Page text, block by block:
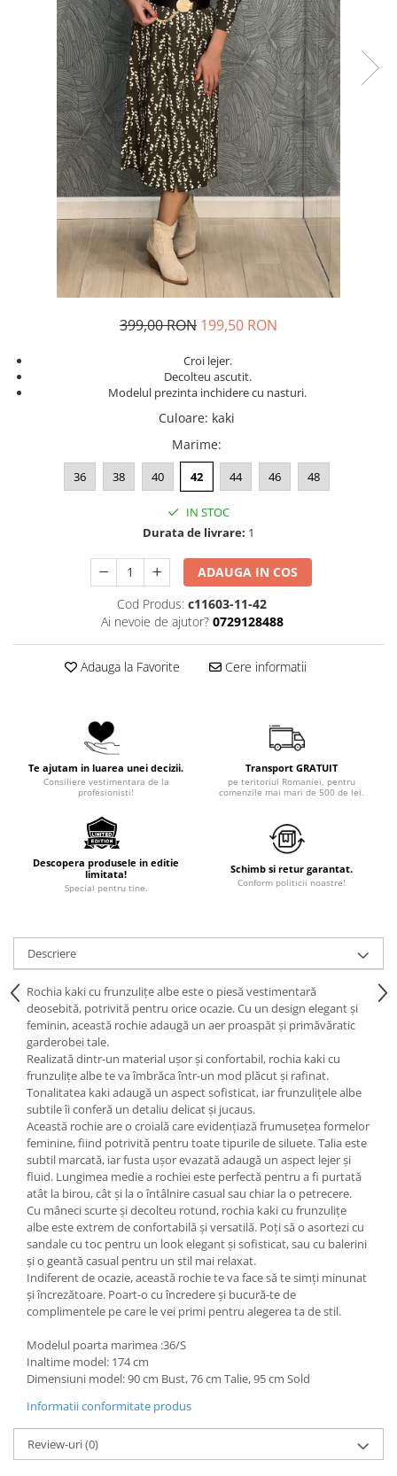
Costume de baie
399,00 RON 199,50 RON
Croi lejer.
Decolteu ascutit.
Modelul prezinta inchidere cu nasturi.
Culoare: kaki
Marime:
36 38 40 42 44 46 48
IN STOC
Durata de livrare: 1
ADAUGA IN COS
Cod Produs: c11603-11-42
Ai nevoie de ajutor? 0729128488
Adauga la Favorite Cere informatii
Te ajutam in luarea unei decizii.
Consiliere vestimentara de la
profesionisti!
Transport GRATUIT
pe teritoriul Romaniei, pentru
comenzile mai mari de 500 de lei.
Descopera produsele in editie
limitata!
Special pentru tine.
Schimb si retur garantat.
Conform politicii noastre!
Descriere
Rochia kaki cu frunzulițe albe este o piesă vestimentară
deosebită, potrivită pentru orice ocazie. Cu un design elegant și
feminin, această rochie adaugă un aer proaspăt și primăvăratic
garderobei tale.
Realizată dintr-un material ușor și confortabil, rochia kaki cu
frunzulițe albe te va îmbrăca într-un mod plăcut și rafinat.
Tonalitatea kaki adaugă un aspect sofisticat, iar frunzulițele albe
subtile îi conferă un detaliu delicat și jucaus.
Această rochie are o croială care evidențiază frumusețea formelor
feminine, fiind potrivită pentru toate tipurile de siluete. Talia este
subtil marcată, iar fusta ușor evazată adaugă un aspect lejer și
fluid. Lungimea medie a rochiei este perfectă pentru a fi purtată
atât la birou, cât și la o întâlnire casual sau chiar la o petrecere.
Cu mâneci scurte și decolteu rotund, rochia kaki cu frunzulițe
albe este extrem de confortabilă și versatilă. Poți să o asortezi cu
sandale cu toc pentru un look elegant și sofisticat, sau cu balerini
și o geantă casual pentru un stil mai relaxat.
Indiferent de ocazie, această rochie te va face să te simți minunat
și încrezătoare. Poart-o cu încredere și bucură-te de
complimentele pe care le vei primi pentru alegerea ta de stil.
Modelul poarta marimea :36/S
Inaltime model: 174 cm
Dimensiuni model: 90 cm Bust, 76 cm Talie, 95 cm Sold
Informatii conformitate produs
Review-uri(0)